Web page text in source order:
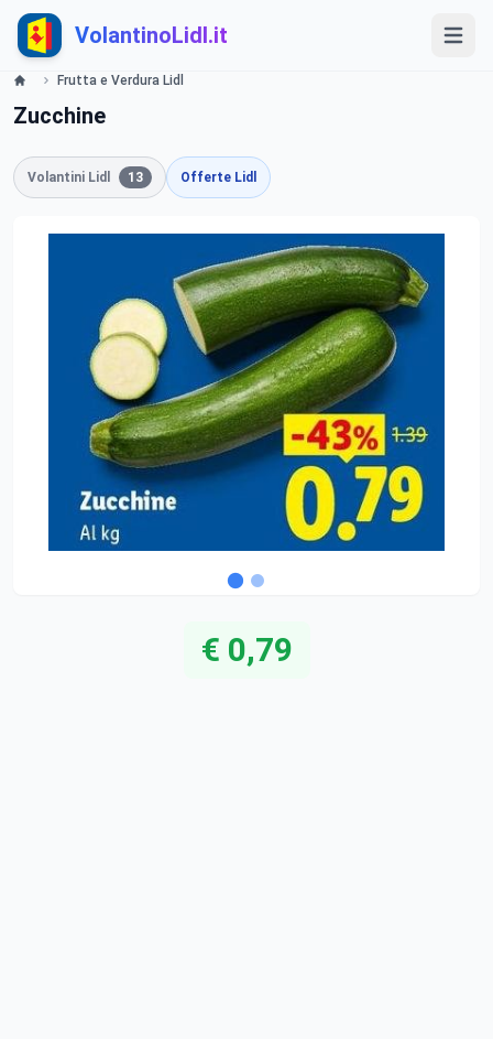
VolantinoLidl.it
Frutta e Verdura Lidl
Zucchine
Volantini Lidl 13 Offerte Lidl
€ 0,79